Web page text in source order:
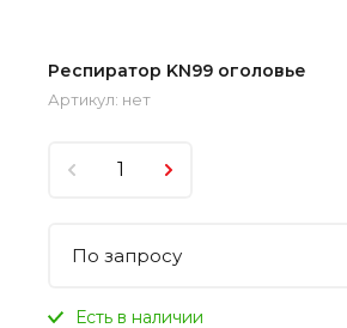
Респиратор KN99 оголовье
Артикул: нет
По запросу
Есть в наличии